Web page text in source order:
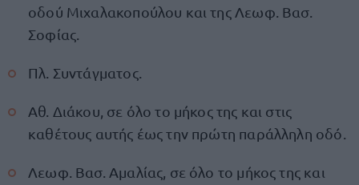
οδού Μιχαλακοπούλου και της Λεωφ. Βασ.
Σοφίας.
Πλ. Συντάγματος.
Αθ. Διάκου, σε όλο το μήκος της και στις
καθέτους αυτής έως την πρώτη παράλληλη οδό.
Λεωφ. Βασ. Αμαλίας, σε όλο το μήκος της και